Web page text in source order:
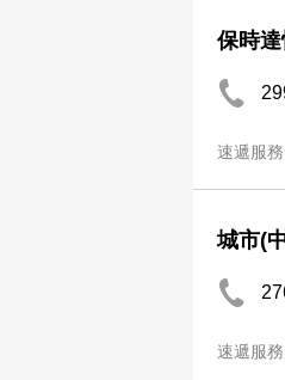
保時達
速遞服務
城市(
速遞服務